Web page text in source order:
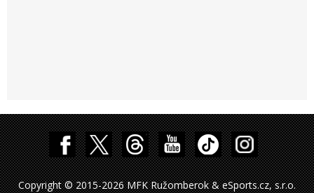
Copyright © 2015-2026 MFK Ružomberok & eSports.cz, s.r.o.